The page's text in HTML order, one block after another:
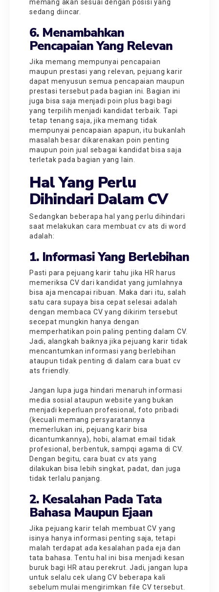
memang akan sesuai dengan posisi yang
sedang diincar.
6. Menambahkan
Pencapaian Yang Relevan
Jika memang mempunyai pencapaian
maupun prestasi yang relevan, pejuang karir
dapat menyusun semua pencapaian maupun
prestasi tersebut pada bagian ini. Bagian ini
juga bisa saja menjadi poin plus bagi bagi
yang terpilih menjadi kandidat terbaik. Tapi
tetap tenang saja, jika memang tidak
mempunyai pencapaian apapun, itu bukanlah
masalah besar dikarenakan poin penting
maupun poin jual sebagai kandidat bisa saja
terletak pada bagian yang lain.
Hal Yang Perlu
Dihindari Dalam CV
Sedangkan beberapa hal yang perlu dihindari
saat melakukan cara membuat cv ats di word
adalah:
1. Informasi Yang Berlebihan
Pasti para pejuang karir tahu jika HR harus
memeriksa CV dari kandidat yang jumlahnya
bisa aja mencapai ribuan. Maka dari itu, salah
satu cara supaya bisa cepat selesai adalah
dengan membaca CV yang dikirim tersebut
secepat mungkin hanya dengan
memperhatikan poin paling penting dalam CV.
Jadi, alangkah baiknya jika pejuang karir tidak
mencantumkan informasi yang berlebihan
ataupun tidak penting di dalam cara buat cv
ats friendly.
Jangan lupa juga hindari menaruh informasi
media sosial ataupun website yang bukan
menjadi keperluan profesional, foto pribadi
(kecuali memang persyaratannya
memerlukan ini, pejuang karir bisa
dicantumkannya), hobi, alamat email tidak
profesional, berbentuk, sampqi agama di CV.
Dengan begitu, cara buat cv ats yang
dilakukan bisa lebih singkat, padat, dan juga
tidak terlalu panjang.
2. Kesalahan Pada Tata
Bahasa Maupun Ejaan
Jika pejuang karir telah membuat CV yang
isinya hanya informasi penting saja, tetapi
malah terdapat ada kesalahan pada eja dan
tata bahasa. Tentu hal ini bisa menjadi kesan
buruk bagi HR atau perekrut. Jadi, jangan lupa
untuk selalu cek ulang CV beberapa kali
sebelum mulai mengirimkan file CV tersebut.